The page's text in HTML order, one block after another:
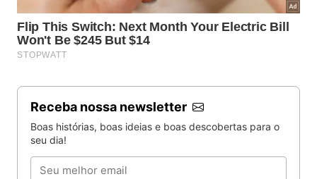
Receba nossa newsletter
Boas histórias, boas ideias e boas descobertas para o
seu dia!
Email